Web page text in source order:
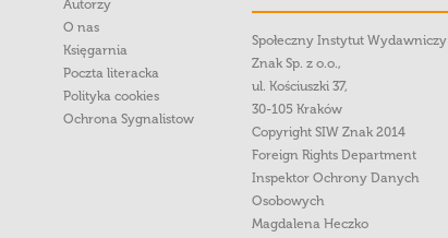
Autorzy
O nas
Księgarnia
Poczta literacka
Polityka cookies
Ochrona Sygnalistow
Społeczny Instytut Wydawniczy
Znak Sp. z o.o.,
ul. Kościuszki 37,
30-105 Kraków
Copyright SIW Znak 2014
Foreign Rights Department
Inspektor Ochrony Danych
Osobowych
Magdalena Heczko